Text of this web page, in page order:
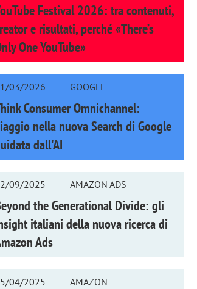
Festival 2026: tra contenuti,
e risultati, perché «There’s
One YouTube»
03/2026 GOOGLE
Consumer Omnichannel:
nella nuova Search di Google
dall'AI
09/2025 AMAZON ADS
the Generational Divide: gli
italiani della nuova ricerca di
Ads
04/2025 AMAZON